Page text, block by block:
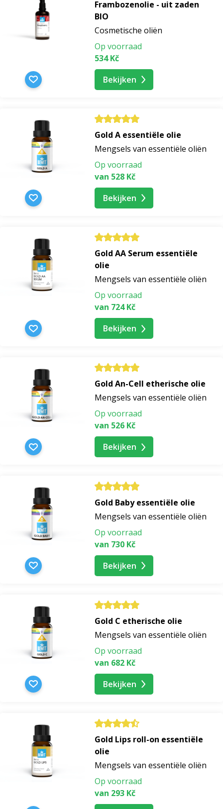
Frambozenolie - uit zaden
BIO
Cosmetische oliën
Op voorraad
534 Kč
Bekijken
Gold A essentiële olie
Mengsels van essentiële oliën
Op voorraad
van 528 Kč
Bekijken
Gold AA Serum essentiële
olie
Mengsels van essentiële oliën
Op voorraad
van 724 Kč
Bekijken
Gold An-Cell etherische olie
Mengsels van essentiële oliën
Op voorraad
van 526 Kč
Bekijken
Gold Baby essentiële olie
Mengsels van essentiële oliën
Op voorraad
van 730 Kč
Bekijken
Gold C etherische olie
Mengsels van essentiële oliën
Op voorraad
van 682 Kč
Bekijken
Gold Lips roll-on essentiële
olie
Mengsels van essentiële oliën
Op voorraad
van 293 Kč